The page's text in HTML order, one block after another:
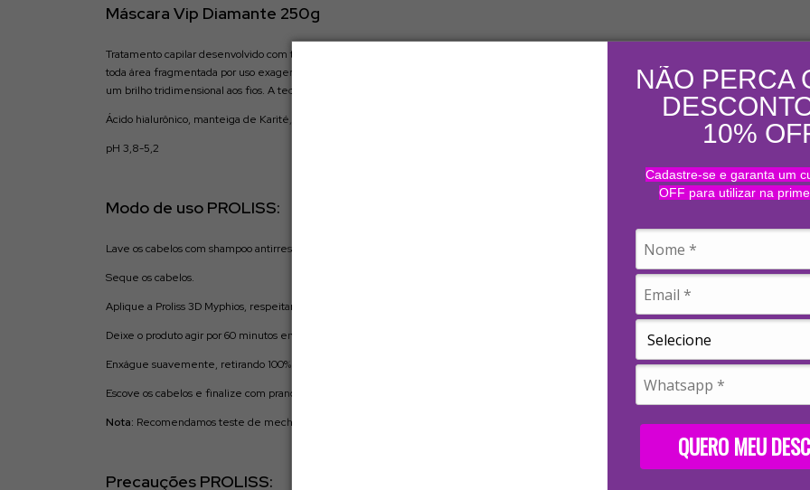
NÃO PERCA
10%
Cadastre-se e garanta um
OFF para utilizar na
QUERO MEU
Máscara Vip Diamante 250g
Tratamento capilar desenvolvido com tecnologia de última geração, rica em ativos Inovadores. Este blend de ativos possui a extrema
toda área fragmentada por uso exagerado de produtos químicos ou pela ação atmosférica e mecânica devolvendo naturalidade e vida aos
um brilho tridimensional aos fios. A tecnologia presente além de fazer a preservação da cor, revitalização do fio, ao mesmo tempo faz uma
Ácido hialurônico, manteiga de Karité, óleo de coco e D’ pantenol.
pH 3,8-5,2
Modo de uso PROLISS:
Lave os cabelos com shampoo antirresíduos, de 2 a 3 vezes, até que a espuma fique branca.
Seque os cabelos.
Aplique a Proliss 3D Myphios, respeitando 2 cm da raiz.
Deixe o produto agir por 60 minutos em cabelos mais grossos e de 30 a 40 minutos em cabelos mais finos.
Enxágue suavemente, retirando 100% do produto.
Escove os cabelos e finalize com prancha, em mechas finas, de 15 a 20 vezes cada.
Nota: Recomendamos teste de mechas e toque, especialmente em reaplicações.
Precauções PROLISS: